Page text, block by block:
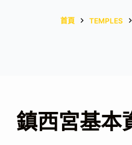
首頁 TEMPLES
鎮西宮基本